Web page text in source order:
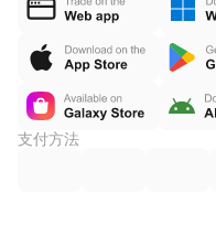
支付方法